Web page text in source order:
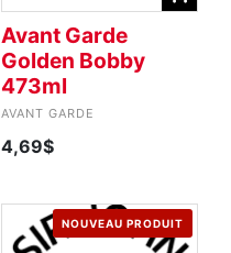
Avant Garde
Golden Bobby
473ml
AVANT GARDE
4,69$
NOUVEAU PRODUIT